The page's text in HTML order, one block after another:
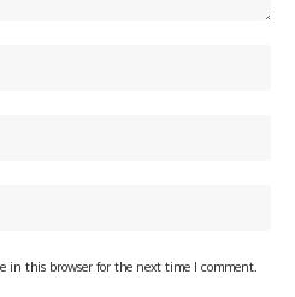
in this browser for the next time I comment.